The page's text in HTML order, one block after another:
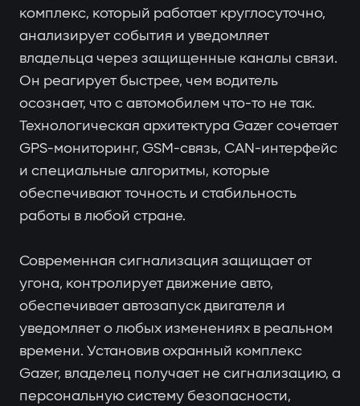
комплекс, который работает круглосуточно,
анализирует события и уведомляет
владельца через защищенные каналы связи.
Он реагирует быстрее, чем водитель
осознает, что с автомобилем что-то не так.
Технологическая архитектура Gazer сочетает
GPS-мониторинг, GSM-связь, CAN-интерфейс
и специальные алгоритмы, которые
обеспечивают точность и стабильность
работы в любой стране.
Современная сигнализация защищает от
угона, контролирует движение авто,
обеспечивает автозапуск двигателя и
уведомляет о любых изменениях в реальном
времени. Установив охранный комплекс
Gazer, владелец получает не сигнализацию, а
персональную систему безопасности,